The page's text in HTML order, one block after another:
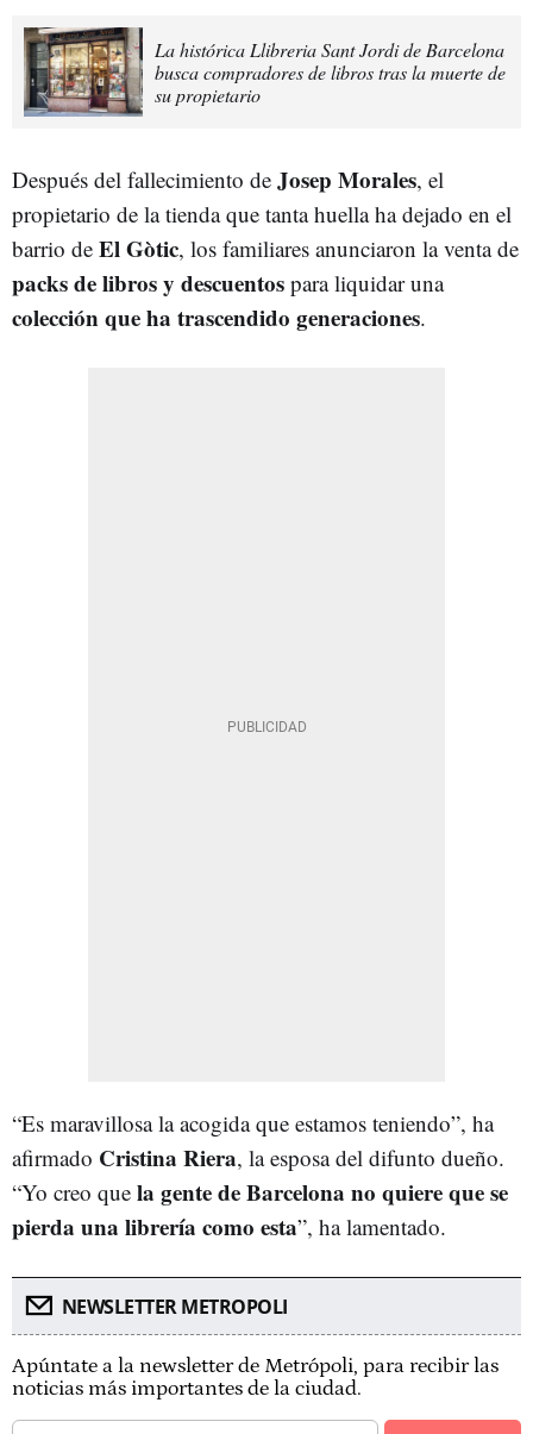
La histórica Llibreria Sant Jordi de Barcelona
busca compradores de libros tras la muerte de
su propietario
Después del fallecimiento de Josep Morales, el
propietario de la tienda que tanta huella ha dejado en el
barrio de El Gòtic, los familiares anunciaron la venta de
packs de libros y descuentos para liquidar una
colección que ha trascendido generaciones.
“Es maravillosa la acogida que estamos teniendo”, ha
afirmado Cristina Riera, la esposa del difunto dueño.
“Yo creo que la gente de Barcelona no quiere que se
pierda una librería como esta”, ha lamentado.
NEWSLETTER METROPOLI
Apúntate a la newsletter de Metrópoli, para recibir las
noticias más importantes de la ciudad.